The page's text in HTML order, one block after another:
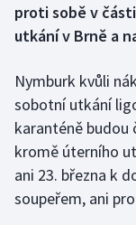
Florbal
Golf
Gymnastika
Házená
proti sobě v
utkání v Brně a
Nymburk kvůli
sobotní utkání
karanténě budou
kromě úterního
ani 23. března k
soupeřem, ani